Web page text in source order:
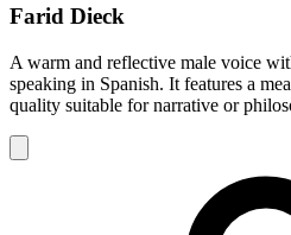
Farid Dieck
A warm and reflective male voice
speaking in Spanish. It features a
quality suitable for narrative or